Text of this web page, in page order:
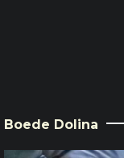
Boede Dolina